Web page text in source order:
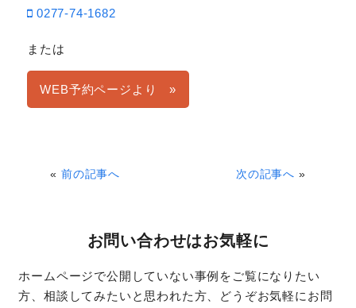
0277-74-1682
または
WEB予約ページより »
«前の記事へ 次の記事へ »
お問い合わせはお気軽に
ホームページで公開していない事例をご覧になりたい
方、相談してみたいと思われた方、どうぞお気軽にお問